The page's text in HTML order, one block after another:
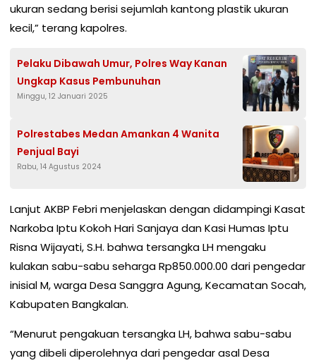
ukuran sedang berisi sejumlah kantong plastik ukuran
kecil,” terang kapolres.
Pelaku Dibawah Umur, Polres Way Kanan
Ungkap Kasus Pembunuhan
Minggu, 12 Januari 2025
Polrestabes Medan Amankan 4 Wanita
Penjual Bayi
Rabu, 14 Agustus 2024
Lanjut AKBP Febri menjelaskan dengan didampingi Kasat
Narkoba Iptu Kokoh Hari Sanjaya dan Kasi Humas Iptu
Risna Wijayati, S.H. bahwa tersangka LH mengaku
kulakan sabu-sabu seharga Rp850.000.00 dari pengedar
inisial M, warga Desa Sanggra Agung, Kecamatan Socah,
Kabupaten Bangkalan.
“Menurut pengakuan tersangka LH, bahwa sabu-sabu
yang dibeli diperolehnya dari pengedar asal Desa